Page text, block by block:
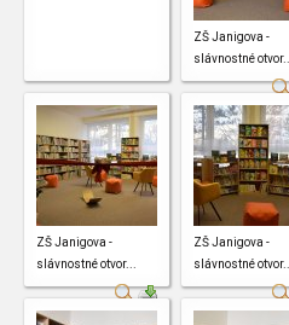
ZŠ Janigova -
slávnostné otvor...
ZŠ Janigova -
slávnostné otvor...
ZŠ Janigova -
slávnostné otvor...